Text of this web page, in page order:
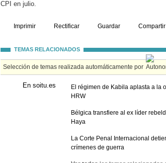
CPI en julio.
Imprimir Rectificar Guardar Compartir
TEMAS RELACIONADOS
Selección de temas realizada automáticamente por
En soitu.es
El régimen de Kabila aplasta a la
HRW
Bélgica transfiere al ex líder
Haya
La Corte Penal Internacional
crímenes de guerra